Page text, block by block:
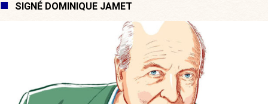
SIGNÉ DOMINIQUE JAMET